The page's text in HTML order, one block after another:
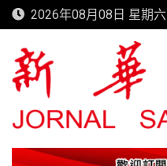
Skip
to
content
2026年08月08日 星期六
新華澳報